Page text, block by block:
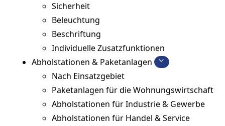
Sicherheit
Beleuchtung
Beschriftung
Individuelle Zusatzfunktionen
Abholstationen & Paketanlagen
Nach Einsatzgebiet
Paketanlagen für die Wohnungswirtschaft
Abholstationen für Industrie & Gewerbe
Abholstationen für Handel & Service